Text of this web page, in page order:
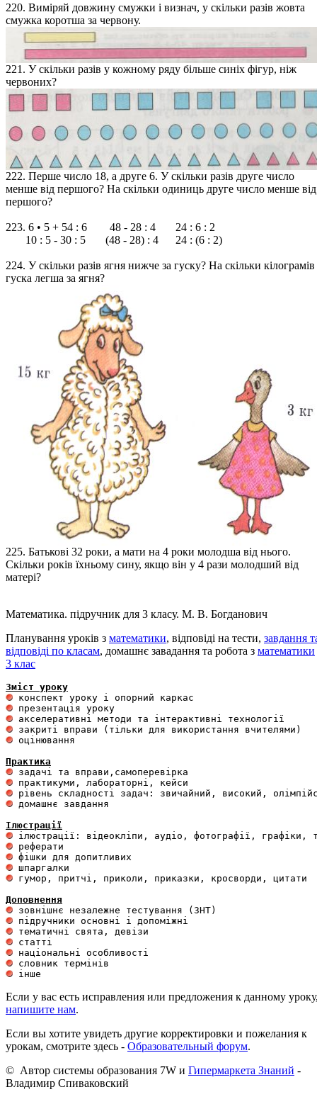
220. Виміряй довжину смужки і визнач, у скільки разів жовта
смужка коротша за червону.
221. У скільки разів у кожному ряду більше синіх фігур, ніж
червоних?
222. Перше число 18, а друге 6. У скільки разів друге число
менше від першого? На скільки одиниць друге число менше від
першого?
223. 6 • 5 + 54 : 6 48 - 28 : 4 24 : 6 : 2
10 : 5 - 30 : 5 (48 - 28) : 4 24 : (6 : 2)
224. У скільки разів ягня нижче за гуску? На скільки кілограмів
гуска легша за ягня?
225. Батькові 32 роки, а мати на 4 роки молодша від нього.
Скільки років їхньому сину, якщо він у 4 рази молодший від
матері?
Математика. підручник для 3 класу. М. В. Богданович
Планування уроків з математики, відповіді на тести, завдання
відповіді по класам, домашнє завадання та робота з математики
3 клас
Зміст уроку
оцінювання
Практика
домашнє завдання
Ілюстрації
гумор, притчі, приколи, приказки, кросворди, цитати
Доповнення
Если у вас есть исправления или предложения к данному
напишите нам.
Если вы хотите увидеть другие корректировки и пожелания к
урокам, смотрите здесь - Образовательный форум.
© Автор системы образования 7W и Гипермаркета Знаний -
Владимир Спиваковский